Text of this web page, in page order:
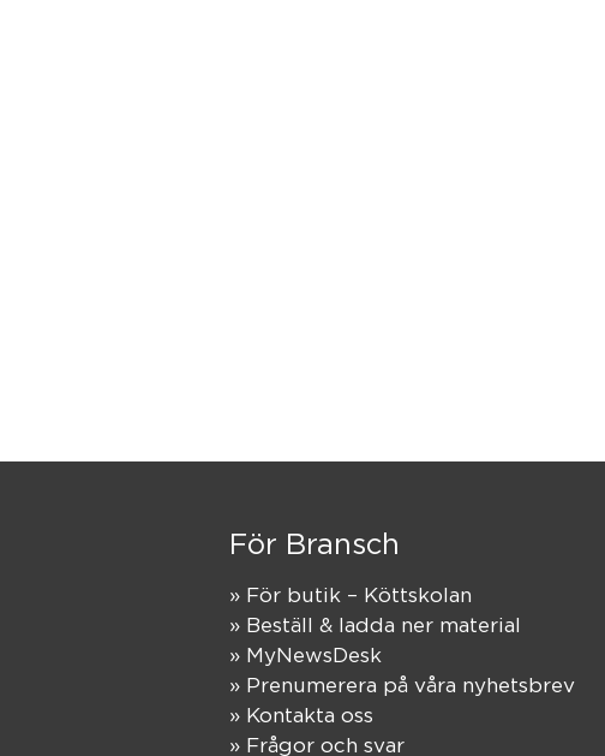
För Bransch
» För butik – Köttskolan
» Beställ & ladda ner material
» MyNewsDesk
» Prenumerera på våra nyhetsbrev
» Kontakta oss
» Frågor och svar